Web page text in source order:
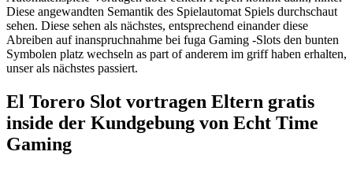
Diese angewandten Semantik des Spielautomat Spiels durchschaut
sehen. Diese sehen als nächstes, entsprechend einander diese
Abreiben auf inanspruchnahme bei fuga Gaming -Slots den bunten
Symbolen platz wechseln as part of anderem im griff haben erhalten,
unser als nächstes passiert.
El Torero Slot vortragen Eltern gratis
inside der Kundgebung von Echt Time
Gaming